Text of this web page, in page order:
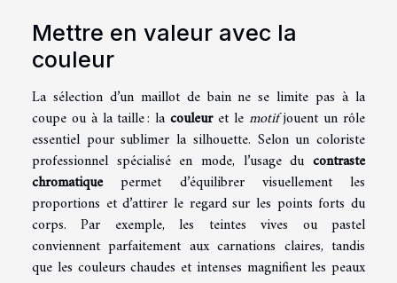
Mettre en valeur avec la
couleur
La sélection d’un maillot de bain ne se limite pas à la
coupe ou à la taille : la couleuret le motifjouent un rôle
essentiel pour sublimer la silhouette. Selon un coloriste
professionnel spécialisé en mode, l’usage du contraste
chromatiquepermet d’équilibrer visuellement les
proportions et d’attirer le regard sur les points forts du
corps. Par exemple, les teintes vives ou pastel
conviennent parfaitement aux carnations claires, tandis
que les couleurs chaudes et intenses magnifient les peaux